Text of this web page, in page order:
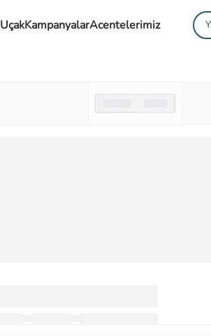
UçakKampanyalarAcentelerimiz